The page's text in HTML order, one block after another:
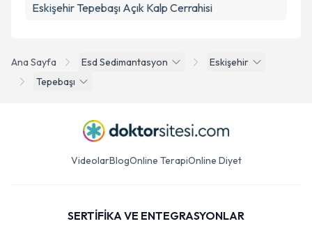
Ana Sayfa Esd Sedimantasyon
Eskişehir
Tepebaşı
Eskişehir Tepebaşı Açık Kalp Cerrahisi
VideolarBlogOnline TerapiOnline Diyet
SERTİFİKA VE ENTEGRASYONLAR